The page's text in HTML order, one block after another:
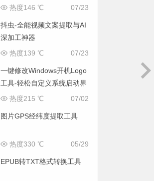
找出“吃掉”空间的罪魁祸首
07/23
热度146 ℃
抖虫-全能视频文案提取与AI
深加工神器
07/23
热度139 ℃
一键修改Windows开机Logo
工具-轻松自定义系统启动界
面
07/02
热度215 ℃
图片GPS经纬度提取工具
05/29
热度330 ℃
EPUB转TXT格式转换工具